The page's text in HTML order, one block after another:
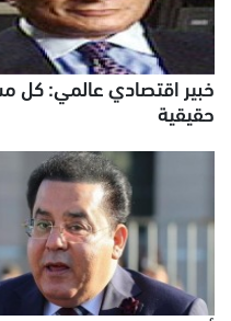
خبير اقتصادي عالمي:
حقيقية